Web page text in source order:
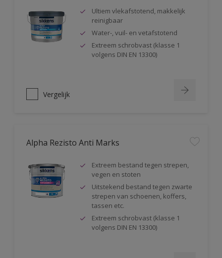
Ultiem vlekafstotend, makkelijk
reinigbaar
Water-, vuil- en vetafstotend
Extreem schrobvast (klasse 1
volgens DIN EN 13300)
Vergelijk
Alpha Rezisto Anti Marks
Extreem bestand tegen strepen,
vegen en stoten
Uitstekend bestand tegen zwarte
strepen van schoenen, koffers,
tassen etc.
Extreem schrobvast (klasse 1
volgens DIN EN 13300)